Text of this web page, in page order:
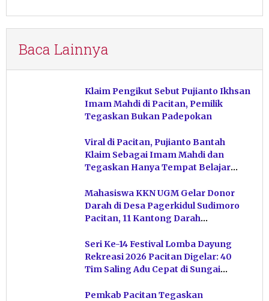
Baca Lainnya
Klaim Pengikut Sebut Pujianto Ikhsan
Imam Mahdi di Pacitan, Pemilik
Tegaskan Bukan Padepokan
Viral di Pacitan, Pujianto Bantah
Klaim Sebagai Imam Mahdi dan
Tegaskan Hanya Tempat Belajar
Mahasiswa KKN UGM Gelar Donor
Darah di Desa Pagerkidul Sudimoro
Pacitan, 11 Kantong Darah
Seri Ke-14 Festival Lomba Dayung
Rekreasi 2026 Pacitan Digelar: 40
Tim Saling Adu Cepat di Sungai
Pemkab Pacitan Tegaskan